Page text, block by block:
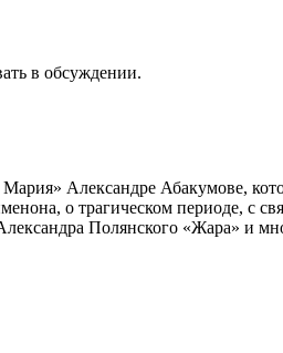
в обсуждении.
Александре Абакумове,
о трагическом периоде, с
Полянского «Жара» и